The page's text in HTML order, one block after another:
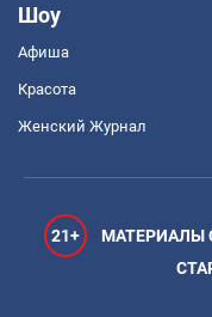
Шоу
Афиша
Красота
Женский Журнал
21+
МАТЕРИАЛЫ